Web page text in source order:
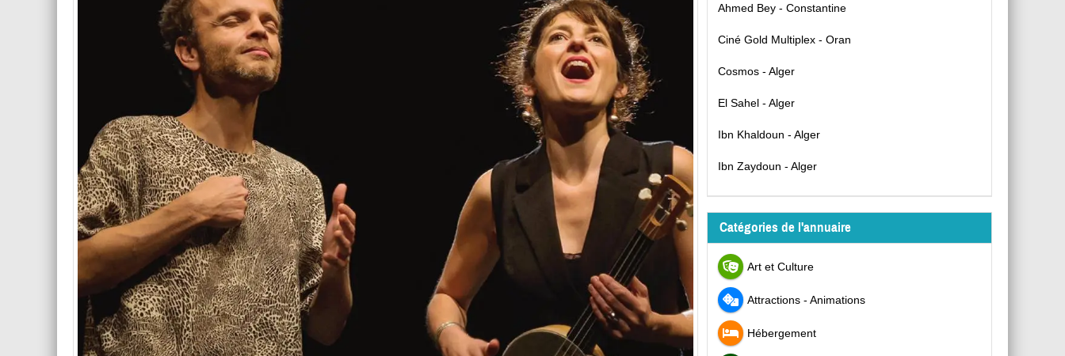
Ahmed Bey - Constantine
Ciné Gold Multiplex - Oran
Cosmos - Alger
El Sahel - Alger
Ibn Khaldoun - Alger
Ibn Zaydoun - Alger
Catégories de l'annuaire
Art et Culture
Attractions - Animations
Hébergement